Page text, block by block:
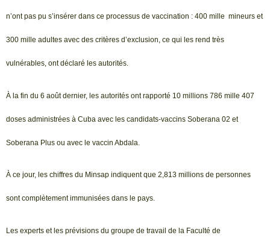
n’ont pas pu s’insérer dans ce processus de vaccination : 400 mille mineurs et
300 mille adultes avec des critères d’exclusion, ce qui les rend très
vulnérables, ont déclaré les autorités.
À la fin du 6 août dernier, les autorités ont rapporté 10 millions 786 mille 407
doses administrées à Cuba avec les candidats-vaccins Soberana 02 et
Soberana Plus ou avec le vaccin Abdala.
À ce jour, les chiffres du Minsap indiquent que 2,813 millions de personnes
sont complètement immunisées dans le pays.
Les experts et les prévisions du groupe de travail de la Faculté de